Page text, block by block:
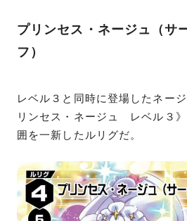
プリンセス・ネージュ（サ
フ）
レベル３と同時に登場したネー
リンセス・ネージュ レベル３
囲を一新したルリグだ。